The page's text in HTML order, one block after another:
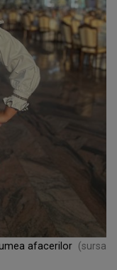
afacerilor (sursa